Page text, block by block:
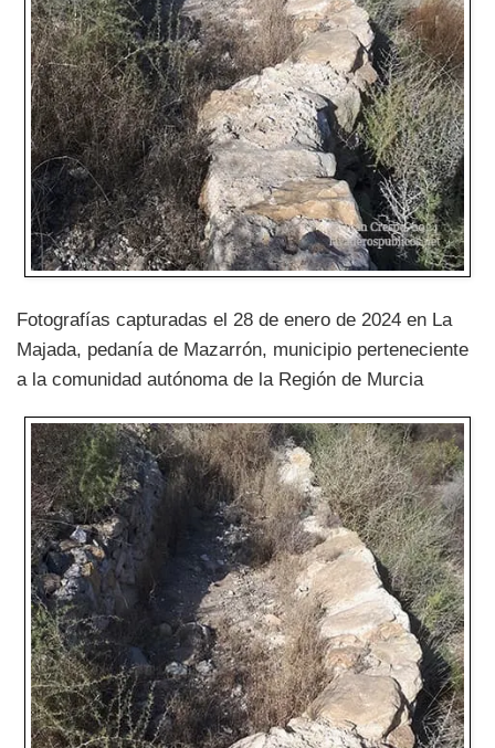
Fotografías capturadas el 28 de enero de 2024 en La
Majada, pedanía de Mazarrón, municipio perteneciente
a la comunidad autónoma de la Región de Murcia